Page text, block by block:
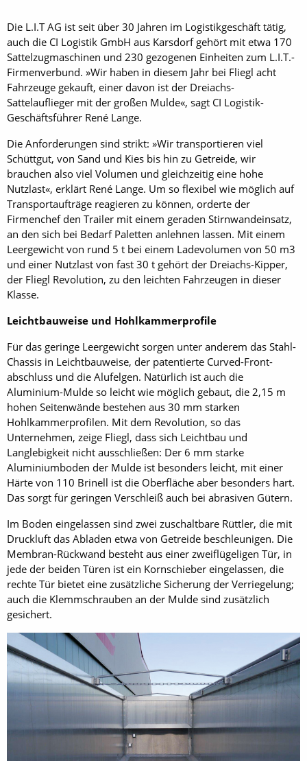
Die L.I.T AG ist seit über 30 Jahren im Logistikgeschäft tätig,
auch die CI Logistik GmbH aus Karsdorf gehört mit etwa 170
Sattelzugmaschinen und 230 gezogenen Einheiten zum L.I.T.-
Firmenverbund. »Wir haben in diesem Jahr bei Fliegl acht
Fahrzeuge gekauft, einer davon ist der Dreiachs-
Sattelauflieger mit der großen Mulde«, sagt CI Logistik-
Geschäftsführer René Lange.
Die Anforderungen sind strikt: »Wir transportieren viel
Schüttgut, von Sand und Kies bis hin zu Getreide, wir
brauchen also viel Volumen und gleichzeitig eine hohe
Nutzlast«, erklärt René Lange. Um so flexibel wie möglich auf
Transportaufträge reagieren zu können, orderte der
Firmenchef den Trailer mit einem geraden Stirnwandeinsatz,
an den sich bei Bedarf Paletten anlehnen lassen. Mit einem
Leergewicht von rund 5 t bei einem Ladevolumen von 50 m3
und einer Nutzlast von fast 30 t gehört der Dreiachs-Kipper,
der Fliegl Revolution, zu den leichten Fahrzeugen in dieser
Klasse.
Leichtbauweise und Hohlkammerprofile
Für das geringe Leergewicht sorgen unter anderem das Stahl-
Chassis in Leichtbauweise, der patentierte Curved-Front­
abschluss und die Alufelgen. Natürlich ist auch die
Aluminium-Mulde so leicht wie möglich gebaut, die 2,15 m
hohen Seitenwände bestehen aus 30 mm starken
Hohlkammerprofilen. Mit dem Revolution, so das
Unternehmen, zeige Fliegl, dass sich Leichtbau und
Langlebigkeit nicht ausschließen: Der 6 mm starke
Aluminiumboden der Mulde ist besonders leicht, mit einer
Härte von 110 Brinell ist die Oberfläche aber besonders hart.
Das sorgt für geringen Verschleiß auch bei abrasiven Gütern.
Im Boden eingelassen sind zwei zuschaltbare Rüttler, die mit
Druckluft das Abladen etwa von Getreide beschleunigen. Die
Membran-Rückwand besteht aus einer zweiflügeligen Tür, in
jede der beiden Türen ist ein Kornschieber eingelassen, die
rechte Tür bietet eine zusätzliche Sicherung der Verriegelung;
auch die Klemmschrauben an der Mulde sind zusätzlich
gesichert.